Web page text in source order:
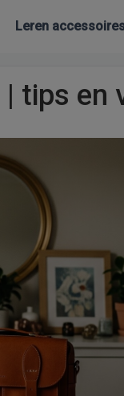
Leren
tips en